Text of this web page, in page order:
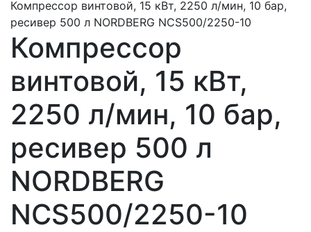
Компрессор винтовой, 15 кВт, 2250 л/мин, 10 бар,
ресивер 500 л NORDBERG NCS500/2250-10
Компрессор
винтовой, 15 кВт,
2250 л/мин, 10 бар,
ресивер 500 л
NORDBERG
NCS500/2250-10